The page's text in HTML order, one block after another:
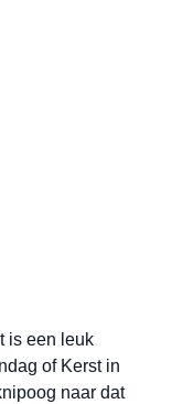
is een leuk
of Kerst in
naar dat